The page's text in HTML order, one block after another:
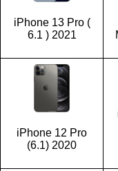
iPhone 13 Pro (
6.1 ) 2021
iPhone 12 Pro
(6.1) 2020